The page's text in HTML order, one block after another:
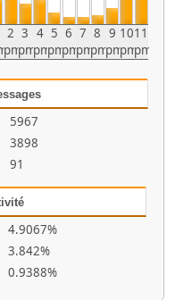
2
pm
3
pm
4
pm
5
pm
6
pm
7
pm
8
pm
9
pm
10
pm
11
pm
5967
3898
91
4.9067%
3.842%
0.9388%